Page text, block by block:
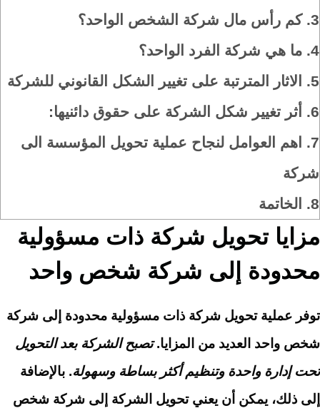
3. كم رأس مال شركة الشخص الواحد؟
4. ما هي شركة الفرد الواحد؟
5.
الاثار المترتبة على تغيير الشكل القانوني للشركة
6.
أثر تغيير شكل الشركة على حقوق دائنيها:
7.
اهم العوامل لنجاح عملية تحويل المؤسسة الى
شركة
8.
الخاتمة
مزايا تحويل شركة ذات مسؤولية
محدودة إلى شركة شخص واحد
توفر عملية تحويل شركة ذات مسؤولية محدودة إلى شركة
شخص واحد العديد من المزايا.تصبح الشركة بعد التحويل
تحت إدارة واحدة وتنظيم أكثر بساطة وسهولة. بالإضافة
إلى ذلك، يمكن أن يعني تحويل الشركة إلى شركة شخص